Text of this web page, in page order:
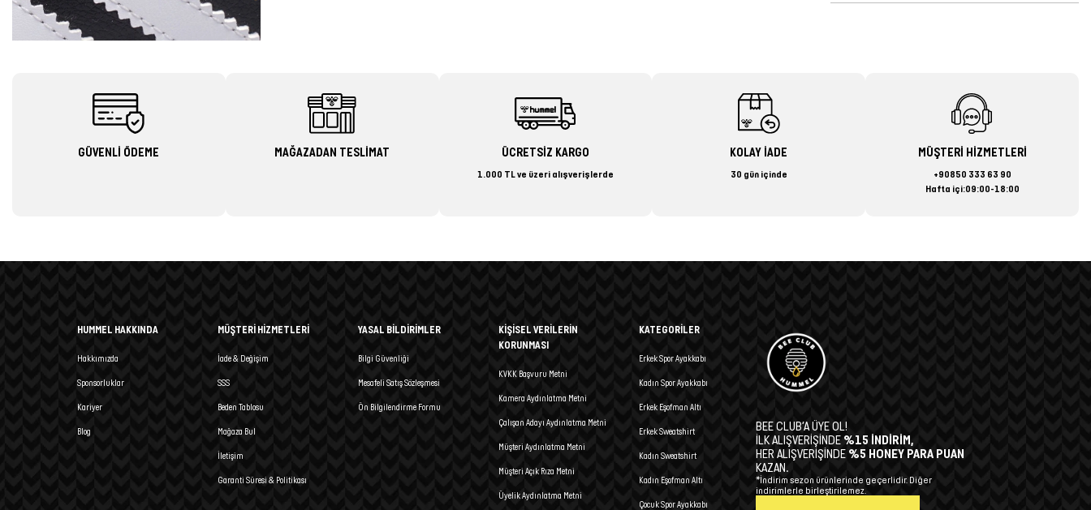
GÜVENLİ ÖDEME MAĞAZADAN TESLİMAT ÜCRETSİZ KARGO
1.000 TL ve üzeri alışverişlerde
KOLAY İADE
30 gün içinde
MÜŞTERİ HİZMETLERİ
+90850 333 63 90
Hafta içi:09:00-18:00
HUMMEL HAKKINDA
Hakkımızda
Sponsorluklar
Kariyer
Blog
MÜŞTERİ HİZMETLERİ
İade & Değişim
SSS
Beden Tablosu
Mağaza Bul
İletişim
Garanti Süresi & Politikası
YASAL BİLDİRİMLER
Bilgi Güvenliği
Mesafeli Satış Sözleşmesi
Ön Bilgilendirme Formu
KİŞİSEL VERİLERİN
KORUNMASI
KVKK Başvuru Metni
Kamera Aydınlatma Metni
Çalışan Adayı Aydınlatma Metni
Müşteri Aydınlatma Metni
Müşteri Açık Rıza Metni
Üyelik Aydınlatma Metni
KATEGORİLER
Erkek Spor Ayakkabı
Kadın Spor Ayakkabı
Erkek Eşofman Altı
Erkek Sweatshirt
Kadın Sweatshirt
Kadın Eşofman Altı
Çocuk Spor Ayakkabı
BEE CLUB’A ÜYE OL!
İLK ALIŞVERİŞİNDE %15 İNDİRİM,
HER ALIŞVERİŞİNDE %5 HONEY PARA PUAN
KAZAN.
*İndirim sezon ürünlerinde geçerlidir. Diğer
indirimlerle birleştirilemez.